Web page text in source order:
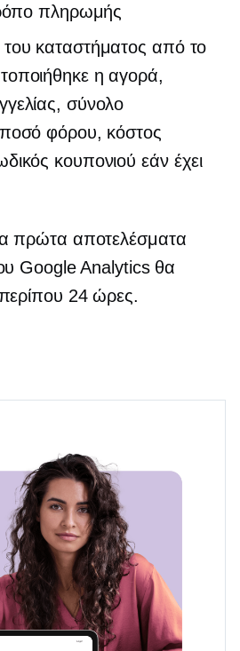
πληρωμής
καταστήματος από το
η αγορά,
σύνολο
φόρου, κόστος
κουπονιού εάν έχει
πρώτα αποτελέσματα
Google Analytics θα
24 ώρες.